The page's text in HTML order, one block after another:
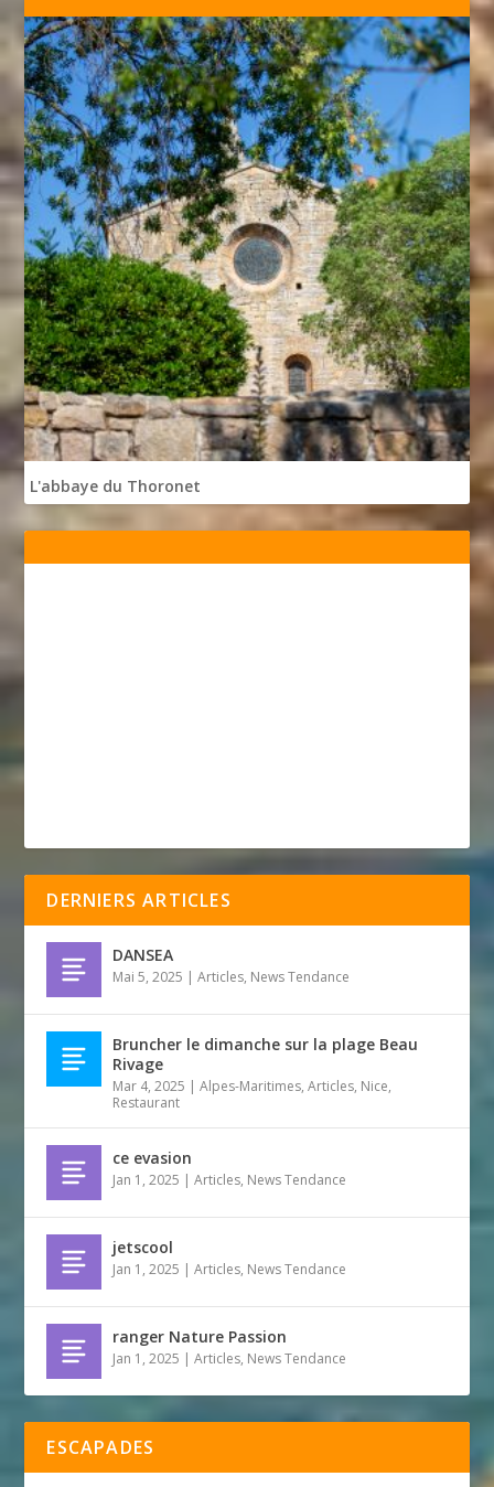
L'abbaye du Thoronet
DERNIERS ARTICLES
DANSEA
Mai 5, 2025 |Articles, News Tendance
Bruncher le dimanche sur la plage Beau
Rivage
Mar 4, 2025 |Alpes-Maritimes,Articles, Nice,
Restaurant
ce evasion
Jan 1, 2025 |Articles, News Tendance
jetscool
Jan 1, 2025 |Articles, News Tendance
ranger Nature Passion
Jan 1, 2025 |Articles, News Tendance
ESCAPADES